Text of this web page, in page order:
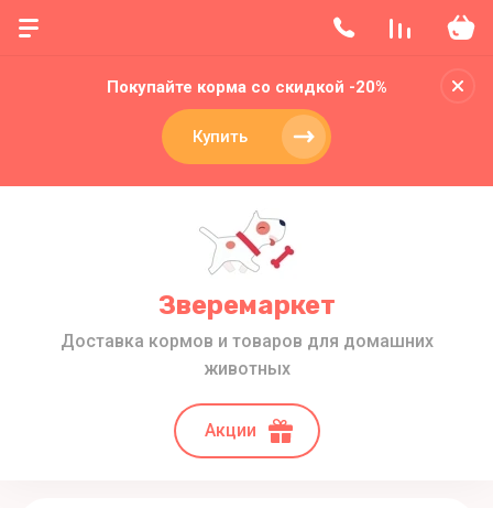
Покупайте корма со скидкой -20%
Купить
Зверемаркет
Доставка кормов и товаров для домашних
животных
Акции